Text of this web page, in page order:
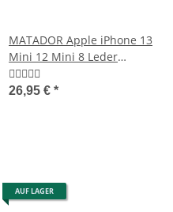
MATADOR Apple iPhone 13
Mini 12 Mini 8 Leder
Quertasche Braun
26,95 € *
AUF LAGER